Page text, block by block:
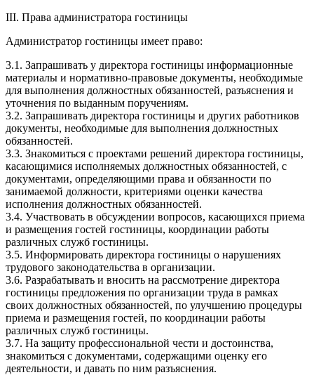
III. Права администратора гостиницы
Администратор гостиницы имеет право:
3.1. Запрашивать у директора гостиницы информационные
материалы и нормативно-правовые документы, необходимые
для выполнения должностных обязанностей, разъяснения и
уточнения по выданным поручениям.
3.2. Запрашивать директора гостиницы и других работников
документы, необходимые для выполнения должностных
обязанностей.
3.3. Знакомиться с проектами решений директора гостиницы,
касающимися исполняемых должностных обязанностей, с
документами, определяющими права и обязанности по
занимаемой должности, критериями оценки качества
исполнения должностных обязанностей.
3.4. Участвовать в обсуждении вопросов, касающихся приема
и размещения гостей гостиницы, координации работы
различных служб гостиницы.
3.5. Информировать директора гостиницы о нарушениях
трудового законодательства в организации.
3.6. Разрабатывать и вносить на рассмотрение директора
гостиницы предложения по организации труда в рамках
своих должностных обязанностей, по улучшению процедуры
приема и размещения гостей, по координации работы
различных служб гостиницы.
3.7. На защиту профессиональной чести и достоинства,
знакомиться с документами, содержащими оценку его
деятельности, и давать по ним разъяснения.